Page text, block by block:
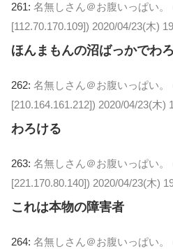
261: 名無しさん＠お腹いっぱい。
[112.70.170.109]) 2020/04/23(木)
ほんまもんの沼ばっかでわ
262: 名無しさん＠お腹いっぱい。
[210.164.161.212]) 2020/04/23(木)
わろける
263: 名無しさん＠お腹いっぱい。
[221.170.80.140]) 2020/04/23(木)
これは本物の障害者
264: 名無しさん＠お腹いっぱい。